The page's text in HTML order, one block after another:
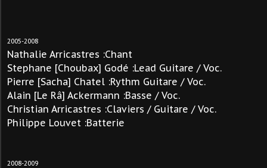
2005-2008
Nathalie Arricastres :Chant
Stephane [Choubax] Godé :Lead Guitare / Voc.
Pierre [Sacha] Chatel :Rythm Guitare / Voc.
Alain [Le Râ] Ackermann :Basse / Voc.
Christian Arricastres :Claviers / Guitare / Voc.
Philippe Louvet :Batterie
2008-2009